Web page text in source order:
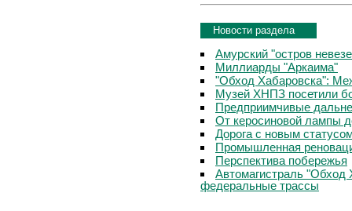
Новости раздела
Амурский "остров
Миллиарды "Аркаима"
"Обход Хабаровска":
Музей ХНПЗ посетили
Предприимчивые
От керосиновой лампы
Дорога с новым
Промышленная
Перспектива побережья
Автомагистраль "Обход
федеральные трассы